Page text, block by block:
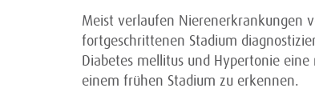
Meist verlaufen Nierenerkrankungen
fortgeschrittenen Stadium
Diabetes mellitus und Hypertonie
einem frühen Stadium zu erkennen.